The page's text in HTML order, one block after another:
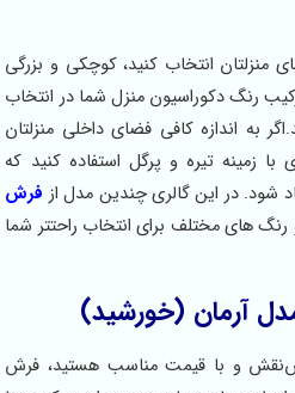
انتخاب کنید، کوچکی و بزرگی
دکوراسیون منزل شما در انتخاب
اندازه کافی فضای داخلی منزلتان
تیره و پرگل استفاده کنید که
در این گالری چندین مدل ازفرش
و رنگ های مختلف برای انتخاب راحتتر شما
(خورشید)
و با قیمت مناسب هستید، فرش